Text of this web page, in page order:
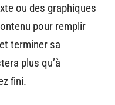
ou des graphiques
pour remplir
terminer sa
plus qu’à
fini.